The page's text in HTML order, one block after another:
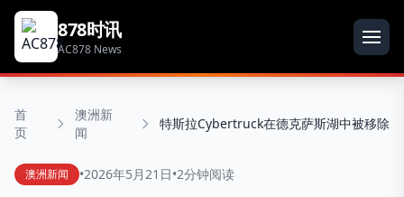
878时讯
AC878 News
首
页
澳洲新
闻
特斯拉Cybertruck在德克萨斯湖中被移除
澳洲新闻 •2026年5月21日•2分钟阅读